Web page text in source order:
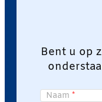
Bent u op
Naam